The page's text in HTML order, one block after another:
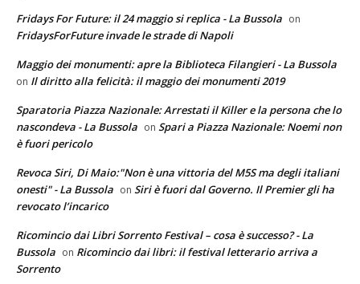
Fridays For Future: il 24 maggio si replica - La Bussola on
FridaysForFuture invade le strade di Napoli
Maggio dei monumenti: apre la Biblioteca Filangieri - La Bussola
on Il diritto alla felicità: il maggio dei monumenti 2019
Sparatoria Piazza Nazionale: Arrestati il Killer e la persona che lo
nascondeva - La Bussola on Spari a Piazza Nazionale: Noemi non
è fuori pericolo
Revoca Siri, Di Maio:"Non è una vittoria del M5S ma degli italiani
onesti" - La Bussola on Siri è fuori dal Governo. Il Premier gli ha
revocato l’incarico
Ricomincio dai Libri Sorrento Festival – cosa è successo? - La
Bussola on Ricomincio dai libri: il festival letterario arriva a
Sorrento